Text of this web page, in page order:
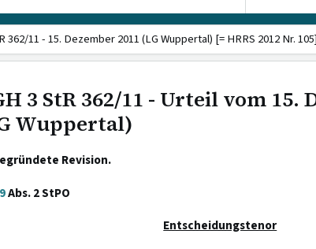
362/11 - 15. Dezember 2011 (LG Wuppertal) [= HRRS 2012 Nr.
3 StR 362/11 - Urteil vom 15.
Wuppertal)
Revision.
Abs. 2 StPO
Entscheidungstenor